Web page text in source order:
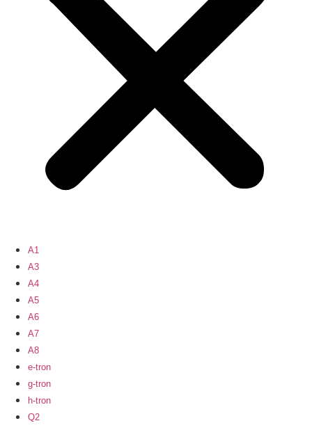
A1
A3
A4
A5
A6
A7
A8
e-tron
g-tron
h-tron
Q2